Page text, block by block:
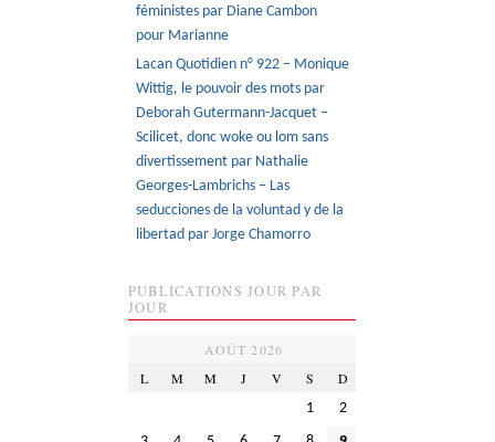
féministes par Diane Cambon
pour Marianne
Lacan Quotidien n° 922 – Monique
Wittig, le pouvoir des mots par
Deborah Gutermann-Jacquet –
Scilicet, donc woke ou lom sans
divertissement par Nathalie
Georges-Lambrichs – Las
seducciones de la voluntad y de la
libertad par Jorge Chamorro
PUBLICATIONS JOUR PAR
JOUR
AOÛT 2026
L
M M J V S D
1
2